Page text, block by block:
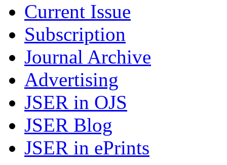
Current Issue
Subscription
Journal Archive
Advertising
JSER in OJS
JSER Blog
JSER in ePrints